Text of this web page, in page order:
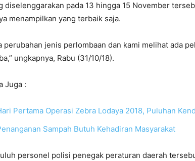
diselenggarakan pada 13 hingga 15 November
menampilkan yang terbaik saja.
perubahan jenis perlombaan dan kami melihat ada
ungkapnya, Rabu (31/10/18).
Juga :
Pertama Operasi Zebra Lodaya 2018, Puluhan
Sampah Butuh Kehadiran Masyarakat
personel polisi penegak peraturan daerah